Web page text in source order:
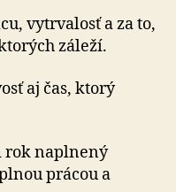
vytrvalosť a za to,
záleží.
aj čas, ktorý
rok naplnený
prácou a